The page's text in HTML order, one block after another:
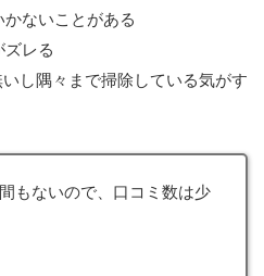
かないことがある
ズレる
し隅々まで掃除している気がす
もないので、口コミ数は少